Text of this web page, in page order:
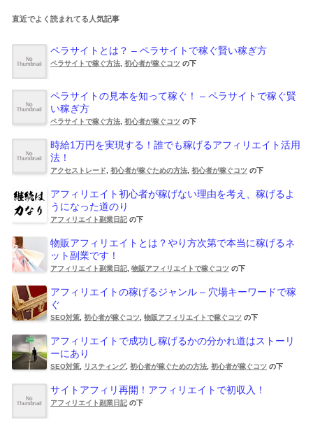
直近でよく読まれてる人気記事
ペラサイトとは？ – ペラサイトで稼ぐ賢い稼ぎ方
ペラサイトで稼ぐ方法, 初心者が稼ぐコツ の下
ペラサイトの見本を知って稼ぐ！ – ペラサイトで稼ぐ賢
い稼ぎ方
ペラサイトで稼ぐ方法, 初心者が稼ぐコツ の下
時給1万円を実現する！誰でも稼げるアフィリエイト活用
法！
アクセストレード, 初心者が稼ぐための方法, 初心者が稼ぐコツ の下
アフィリエイト初心者が稼げない理由を考え、稼げるよ
うになった道のり
アフィリエイト副業日記 の下
物販アフィリエイトとは？やり方次第で本当に稼げるネ
ット副業です！
アフィリエイト副業日記, 物販アフィリエイトで稼ぐコツ の下
アフィリエイトの稼げるジャンル – 穴場キーワードで稼
ぐ
SEO対策, 初心者が稼ぐコツ, 物販アフィリエイトで稼ぐコツ の下
アフィリエイトで成功し稼げるかの分かれ道はストーリ
ーにあり
SEO対策, リスティング, 初心者が稼ぐための方法, 初心者が稼ぐコツ の下
サイトアフィリ再開！アフィリエイトで初収入！
アフィリエイト副業日記 の下